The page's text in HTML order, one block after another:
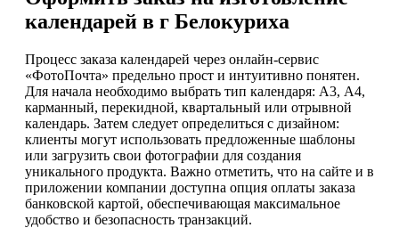
календарей в г Белокуриха
Процесс заказа календарей через онлайн-сервис
«ФотоПочта» предельно прост и интуитивно понятен.
Для начала необходимо выбрать тип календаря: А3, А4,
карманный, перекидной, квартальный или отрывной
календарь. Затем следует определиться с дизайном:
клиенты могут использовать предложенные шаблоны
или загрузить свои фотографии для создания
уникального продукта. Важно отметить, что на сайте и в
приложении компании доступна опция оплаты заказа
банковской картой, обеспечивающая максимальное
удобство и безопасность транзакций.